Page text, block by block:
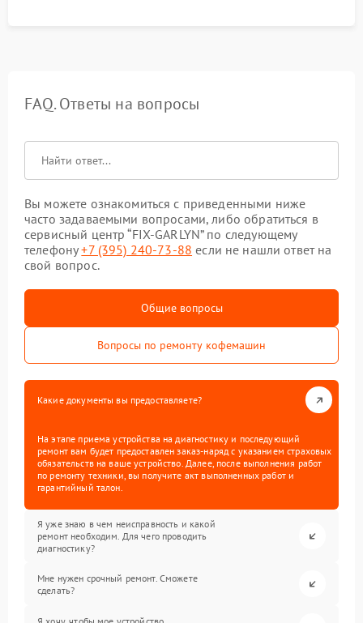
FAQ. Ответы на вопросы
Вы можете ознакомиться с приведенными ниже
часто задаваемыми вопросами, либо обратиться в
сервисный центр “FIX-GARLYN” по следующему
телефону+7 (395) 240-73-88 если не нашли ответ на
свой вопрос.
Общие вопросы
Вопросы по ремонту кофемашин
Какие документы вы предоставляете?
На этапе приема устройства на диагностику и последующий
ремонт вам будет предоставлен заказ-наряд с указанием страховых
обязательств на ваше устройство. Далее, после выполнения работ
по ремонту техники, вы получите акт выполненных работ и
гарантийный талон.
Я уже знаю в чем неисправность и какой
ремонт необходим. Для чего проводить
диагностику?
Мне нужен срочный ремонт. Сможете
сделать?